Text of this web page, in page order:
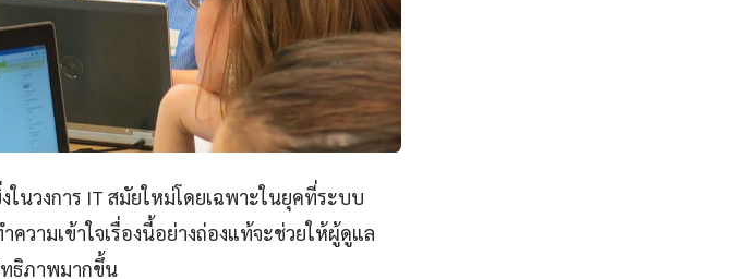
นวงการ IT สมัยใหม่โดยเฉพาะในยุคที่ระบบ
วามเข้าใจเรื่องนี้อย่างถ่องแท้จะช่วยให้ผู้ดูแล
ธิภาพมากขึ้น